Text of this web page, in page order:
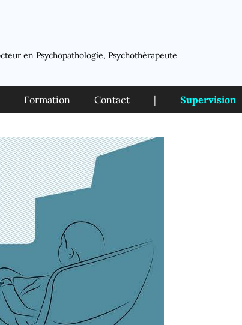
en Psychopathologie, Psychothérapeute
Formation Contact | Supervision